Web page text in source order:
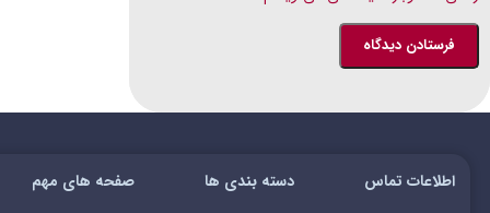
اطلاعات تماس
دسته بندی ها
صفحه های مهم